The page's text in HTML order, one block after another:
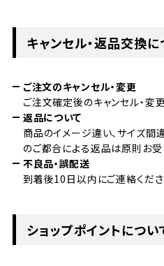
キャンセル・返品交換に
ご注文のキャンセル・変更
ご注文確定後のキャンセル・変
返品について
商品のイメージ違い、サイズ間
のご都合による返品は原則お受
不良品・誤配送
到着後10日以内にご連絡くださ
ショップポイントについ